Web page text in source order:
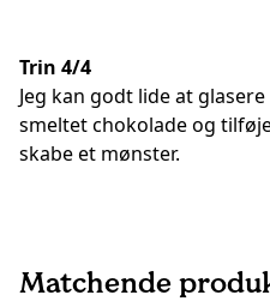
Trin 4/4
Jeg kan godt lide at
smeltet chokolade og
skabe et mønster.
Matchende